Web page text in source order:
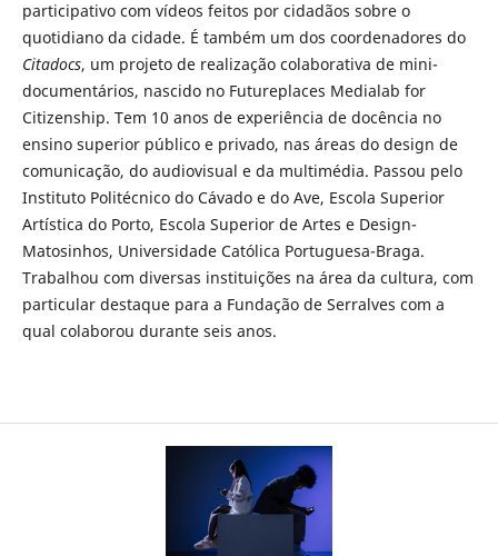
participativo com vídeos feitos por cidadãos sobre o
quotidiano da cidade. É também um dos coordenadores do
Citadocs, um projeto de realização colaborativa de mini-
documentários, nascido no Futureplaces Medialab for
Citizenship. Tem 10 anos de experiência de docência no
ensino superior público e privado, nas áreas do design de
comunicação, do audiovisual e da multimédia. Passou pelo
Instituto Politécnico do Cávado e do Ave, Escola Superior
Artística do Porto, Escola Superior de Artes e Design-
Matosinhos, Universidade Católica Portuguesa-Braga.
Trabalhou com diversas instituições na área da cultura, com
particular destaque para a Fundação de Serralves com a
qual colaborou durante seis anos.